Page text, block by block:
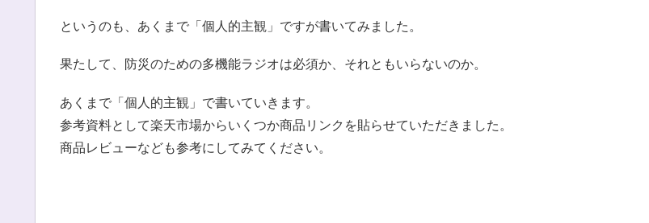
というのも、あくまで「個人的主観」ですが書いてみました。
果たして、防災のための多機能ラジオは必須か、それともいらないのか。
あくまで「個人的主観」で書いていきます。
参考資料として楽天市場からいくつか商品リンクを貼らせていただきました。
商品レビューなども参考にしてみてください。